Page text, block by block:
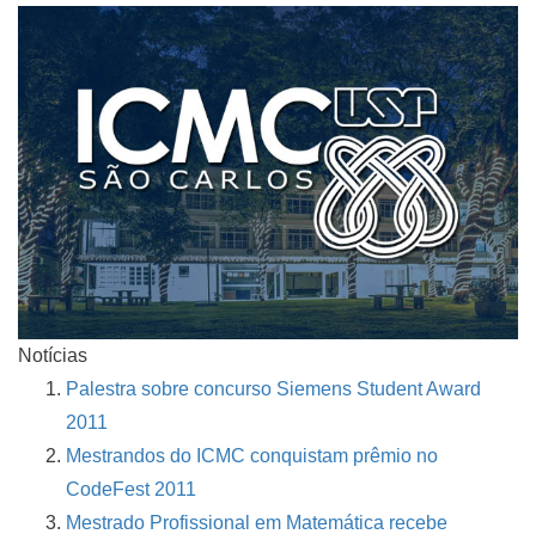
Notícias
Palestra sobre concurso Siemens Student Award
2011
Mestrandos do ICMC conquistam prêmio no
CodeFest 2011
Mestrado Profissional em Matemática recebe